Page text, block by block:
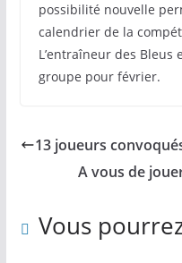
possibilité nouvelle
calendrier de la
L’entraîneur des
groupe pour février.
13 joueurs
A vous de
Vous